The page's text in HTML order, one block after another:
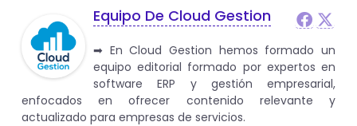
Equipo De Cloud Gestion
➡︎ En Cloud Gestion hemos formado un
equipo editorial formado por expertos en
software ERP y gestión empresarial,
enfocados en ofrecer contenido relevante y
actualizado para empresas de servicios.